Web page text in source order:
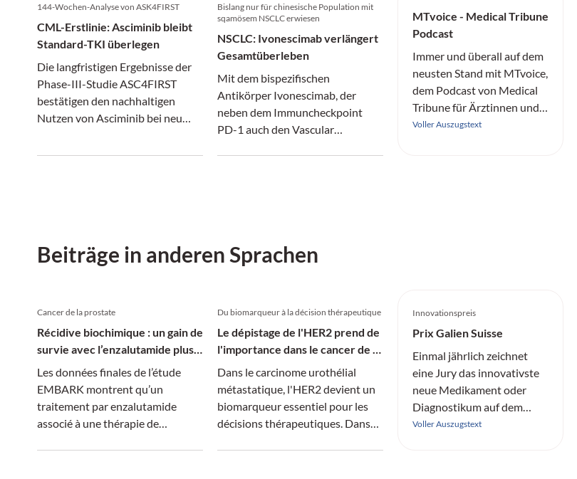
144-Wochen-Analyse von ASK4FIRST
CML-Erstlinie: Asciminib bleibt
Standard-TKI überlegen
Die langfristigen Ergebnisse der
Phase-III-Studie ASC4FIRST
bestätigen den nachhaltigen
Nutzen von Asciminib bei neu
Bislang nur für chinesische Population mit
sqamösem NSCLC erwiesen
NSCLC: Ivonescimab verlängert
Gesamtüberleben
Mit dem bispezifischen
Antikörper Ivonescimab, der
neben dem Immuncheckpoint
PD-1 auch den Vascular
Plattenepithelkarzinom-
Histologie aufgeschlagen werden.
MTvoice - Medical Tribune
Podcast
Immer und überall auf dem
neusten Stand mit MTvoice,
dem Podcast von Medical
Tribune für Ärztinnen und
Ärzte.
Voller Auszugstext
Beiträge in anderen Sprachen
Cancer de la prostate
Récidive biochimique : un gain de
survie avec l’enzalutamide plus
TPA
Les données finales de l’étude
EMBARK montrent qu’un
traitement par enzalutamide
associé à une thérapie de
Du biomarqueur à la décision thérapeutique
Le dépistage de l'HER2 prend de
l'importance dans le cancer de la
vessie
Dans le carcinome urothélial
métastatique, l'HER2 devient un
biomarqueur essentiel pour les
décisions thérapeutiques. Dans
Innovationspreis
Prix Galien Suisse
Einmal jährlich zeichnet
eine Jury das innovativste
neue Medikament oder
Diagnostikum auf dem
Schweizer Markt aus.
Voller Auszugstext